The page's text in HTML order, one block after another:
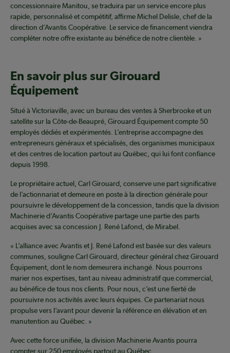
concessionnaire Manitou, se traduira par un service encore plus
rapide, personnalisé et compétitif, affirme Michel Delisle, chef de la
direction d’Avantis Coopérative. Le service de financement viendra
compléter notre offre existante au bénéfice de notre clientèle. »
En savoir plus sur Girouard
Équipement
Situé à Victoriaville, avec un bureau des ventes à Sherbrooke et un
satellite sur la Côte-de-Beaupré, Girouard Équipement compte 50
employés dédiés et expérimentés. L’entreprise accompagne des
entrepreneurs généraux et spécialisés, des organismes municipaux
et des centres de location partout au Québec, qui lui font confiance
depuis 1998.
Le propriétaire actuel, Carl Girouard, conserve une part significative
de l’actionnariat et demeure en poste à la direction générale pour
poursuivre le développement de la concession, tandis que la division
Machinerie d’Avantis Coopérative partage une partie des parts
acquises avec sa concession J. René Lafond, de Mirabel.
« L’alliance avec Avantis et J. René Lafond est basée sur des valeurs
communes, souligne Carl Girouard, directeur général chez Girouard
Équipement, dont le nom demeurera inchangé. Nous pourrons
marier nos expertises, tant au niveau administratif que commercial,
au bénéfice de tous nos clients. Pour nous, c’est une fierté de
poursuivre nos activités avec leurs équipes. Ce partenariat nous
propulse vers l’avant pour devenir la référence en élévation et en
manutention au Québec. »
Avec cette force unifiée, la division Machinerie Avantis pourra
compter sur 250 employés partout au Québec.